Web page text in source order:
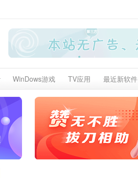
WinDows游戏 TV应用 最近新软件